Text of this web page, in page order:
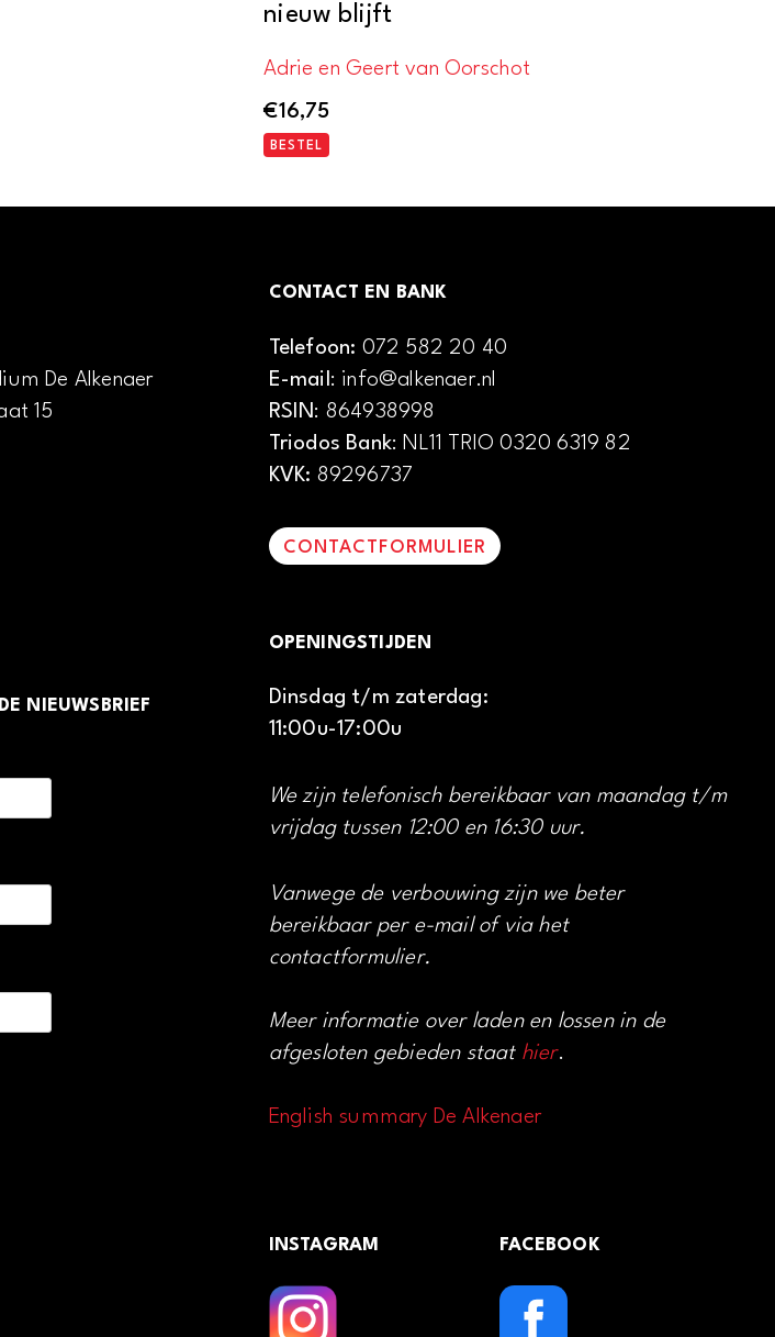
nieuw blijft
Adrie en Geert van Oorschot
€16,75
BESTEL
De Alkenaer
15
NIEUWSBRIEF
CONTACT EN BANK
Telefoon: 072 582 20 40
E-mail: info@alkenaer.nl
RSIN: 864938998
Triodos Bank: NL11 TRIO 0320 6319 82
KVK: 89296737
CONTACTFORMULIER
OPENINGSTIJDEN
Dinsdag t/m zaterdag:
11:00u-17:00u
We zijn telefonisch bereikbaar van maandag t/m
vrijdag tussen 12:00 en 16:30 uur.
Vanwege de verbouwing zijn we beter
bereikbaar per e-mail of via het
contactformulier.
Meer informatie over laden en lossen in de
afgesloten gebieden staat hier.
English summary De Alkenaer
INSTAGRAM FACEBOOK